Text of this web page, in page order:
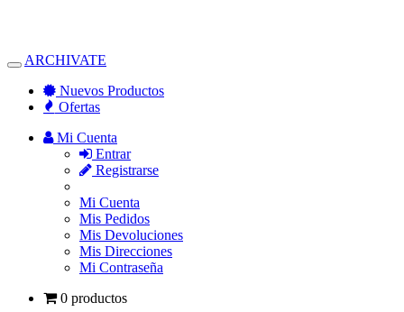
Alternar
Navegación
ARCHIVATE
Nuevos Productos
Ofertas
Mi Cuenta
Entrar
Registrarse
Mi Cuenta
Mis Pedidos
Mis Devoluciones
Mis Direcciones
Mi Contraseña
0 productos